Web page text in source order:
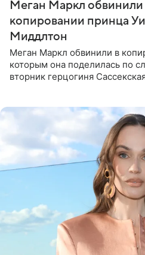
Меган Маркл
копировании принца
Миддлтон
Меган Маркл обвинили в
которым она поделилась по
вторник герцогиня